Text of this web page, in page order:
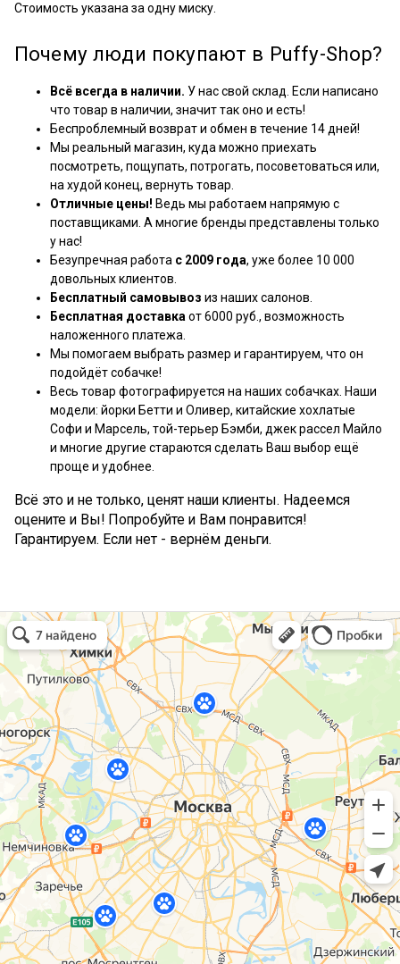
Стоимость указана за одну миску.
Почему люди покупают в Puffy-Shop?
Всё всегда в наличии. У нас свой склад. Если написано
что товар в наличии, значит так оно и есть!
Беспроблемный возврат и обмен в течение 14 дней!
Мы реальный магазин, куда можно приехать
посмотреть, пощупать, потрогать, посоветоваться или,
на худой конец, вернуть товар.
Отличные цены! Ведь мы работаем напрямую с
поставщиками. А многие бренды представлены только
у нас!
Безупречная работа с 2009 года, уже более 10 000
довольных клиентов.
Бесплатный самовывоз из наших салонов.
Бесплатная доставка от 6000 руб., возможность
наложенного платежа.
Мы помогаем выбрать размер и гарантируем, что он
подойдёт собачке!
Весь товар фотографируется на наших собачках. Наши
модели: йорки Бетти и Оливер, китайские хохлатые
Софи и Марсель, той-терьер Бэмби, джек рассел Майло
и многие другие стараются сделать Ваш выбор ещё
проще и удобнее.
Всё это и не только, ценят наши клиенты. Надеемся
оцените и Вы! Попробуйте и Вам понравится!
Гарантируем. Если нет - вернём деньги.